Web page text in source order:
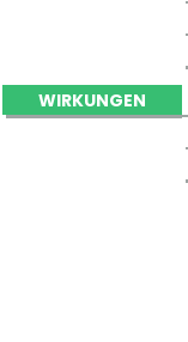
WIRKUNGEN